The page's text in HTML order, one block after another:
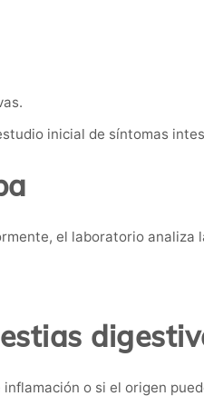
inicial de síntomas
el laboratorio analiza
o si el origen